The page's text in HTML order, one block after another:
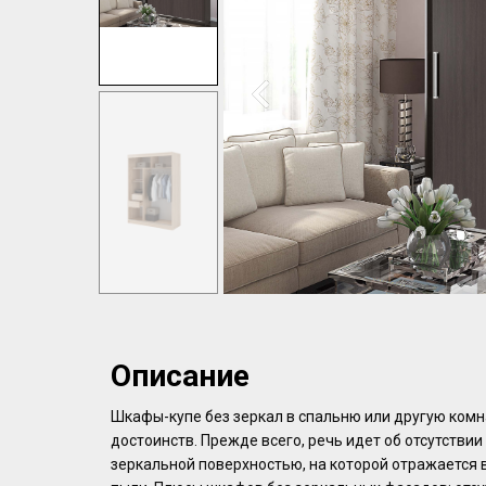
Описание
Шкафы-купе без зеркал в спальню или другую
достоинств. Прежде всего, речь идет об
зеркальной поверхностью, на которой